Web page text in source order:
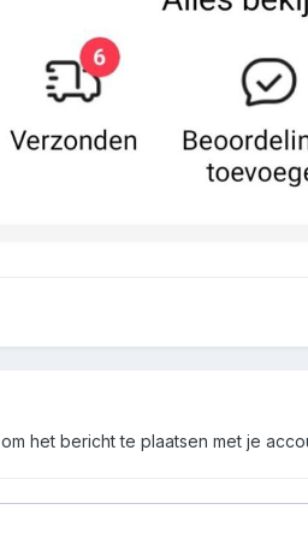
om het bericht te plaatsen met je